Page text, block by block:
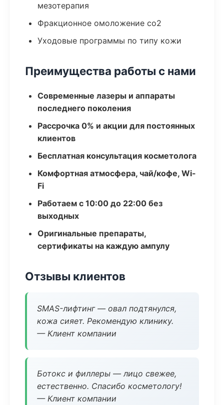
мезотерапия
Фракционное омоложение co2
Уходовые программы по типу кожи
Преимущества работы с нами
Современные лазеры и аппараты
последнего поколения
Рассрочка 0% и акции для постоянных
клиентов
Бесплатная консультация косметолога
Комфортная атмосфера, чай/кофе, Wi-
Fi
Работаем с 10:00 до 22:00 без
выходных
Оригинальные препараты,
сертификаты на каждую ампулу
Отзывы клиентов
SMAS-лифтинг — овал подтянулся,
кожа сияет. Рекомендую клинику.
— Клиент компании
Ботокс и филлеры — лицо свежее,
естественно. Спасибо косметологу!
— Клиент компании